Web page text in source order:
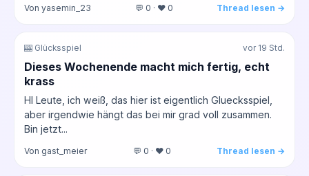
Von yasemin_23 💬 0 · ❤️ 0 Thread lesen →
🎰 Glücksspiel vor 19 Std.
Dieses Wochenende macht mich fertig, echt
krass
HI Leute, ich weiß, das hier ist eigentlich Gluecksspiel,
aber irgendwie hängt das bei mir grad voll zusammen.
Bin jetzt...
Von gast_meier 💬 0 · ❤️ 0 Thread lesen →